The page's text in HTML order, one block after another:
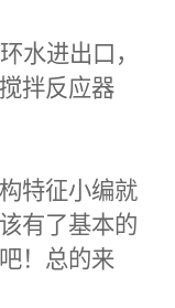
水进出口，
拌反应器
特征小编就
有了基本的
！总的来